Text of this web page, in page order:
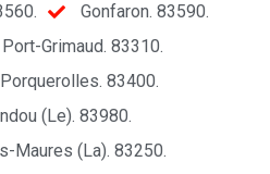
Gonfaron. 83590.
Grimaud. 83310.
83400.
(Le). 83980.
Maures (La). 83250.